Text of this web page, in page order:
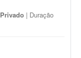
Privado | Duração